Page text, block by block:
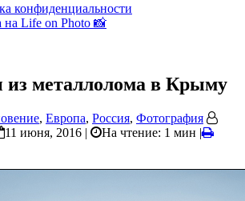
конфиденциальности
на Life on Photo 📸
из металлолома в Крыму
, Европа, Россия, Фотография
11 июня, 2016 | На чтение: 1 мин |